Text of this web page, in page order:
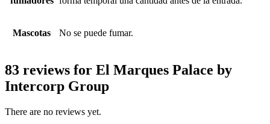
Mascotas No se puede fumar.
83 reviews for El Marques Palace by
Intercorp Group
There are no reviews yet.